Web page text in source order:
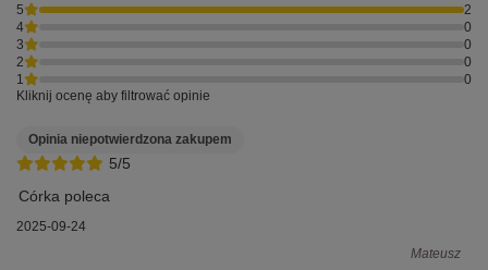
5
2
4
0
3
0
2
0
1
0
Kliknij ocenę aby filtrować opinie
5/5
Opinia niepotwierdzona zakupem
Córka poleca
2025-09-24
Mateusz